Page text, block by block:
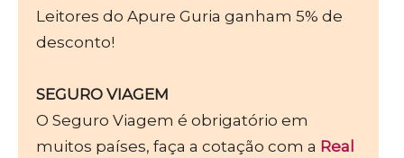
Leitores do Apure Guria ganham 5% de
desconto!
SEGURO VIAGEM
O Seguro Viagem é obrigatório em
muitos países, faça a cotação com a Real